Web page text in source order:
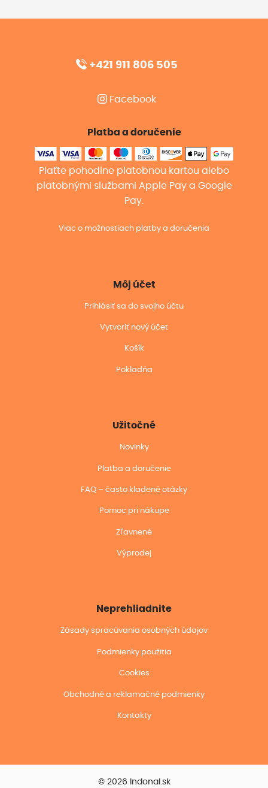
+421 911 806 505
Facebook
Platba a doručenie
Plaťte pohodlne platobnou kartou alebo
platobnými službami Apple Pay a Google
Pay.
Viac o možnostiach platby a doručenia
Môj účet
Prihlásiť sa do svojho účtu
Vytvoriť nový účet
Košík
Pokladňa
Užitočné
Novinky
Platba a doručenie
FAQ – často kladené otázky
Pomoc pri nákupe
Zľavnené
Výprodej
Neprehliadnite
Zásady spracúvania osobných údajov
Podmienky použitia
Cookies
Obchodné a reklamačné podmienky
Kontakty
© 2026 Indonal.sk